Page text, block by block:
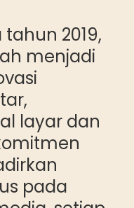
2019,
menjadi
layar dan
pada